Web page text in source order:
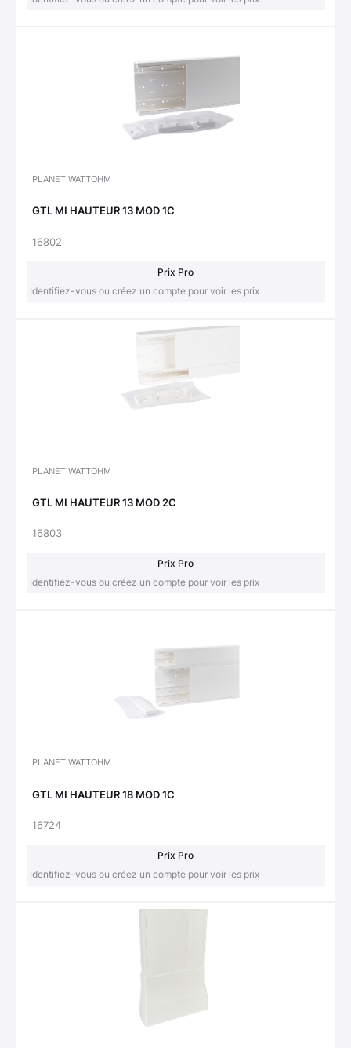
PLANET WATTOHM
GTL MI HAUTEUR 13 MOD 1C
16802
Prix Pro
Identifiez-vous ou créez un compte pour voir les prix
PLANET WATTOHM
GTL MI HAUTEUR 13 MOD 2C
16803
Prix Pro
Identifiez-vous ou créez un compte pour voir les prix
PLANET WATTOHM
GTL MI HAUTEUR 18 MOD 1C
16724
Prix Pro
Identifiez-vous ou créez un compte pour voir les prix